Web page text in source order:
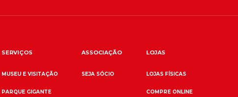
SERVIÇOS
MUSEU E VISITAÇÃO
PARQUE GIGANTE
ASSOCIAÇÃO
SEJA SÓCIO
LOJAS
LOJAS FÍSICAS
COMPRE ONLINE